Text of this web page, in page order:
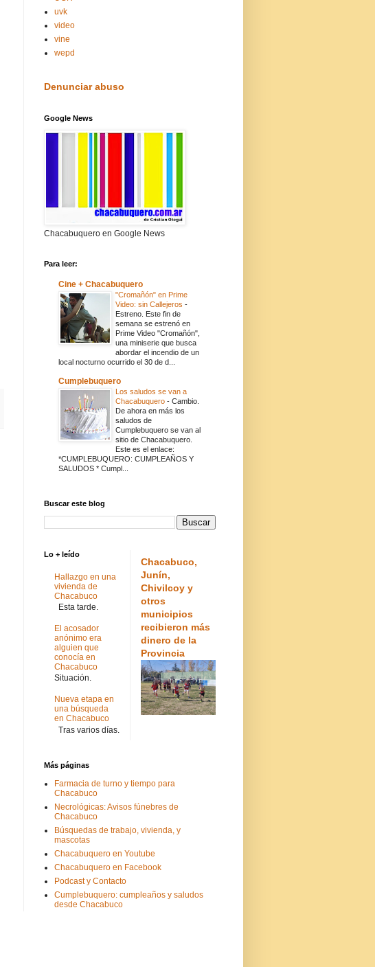
uvk
video
vine
wepd
Denunciar abuso
Google News
Chacabuquero en Google News
Para leer:
Cine + Chacabuquero
"Cromañón" en Prime
Video: sin Callejeros -
Estreno. Este fin de
semana se estrenó en
Prime Video "Cromañón",
una miniserie que busca
abordar el incendio de un
local nocturno ocurrido el 30 de d...
Cumplebuquero
Los saludos se van a
Chacabuquero - Cambio.
De ahora en más los
saludos de
Cumplebuquero se van al
sitio de Chacabuquero.
Este es el enlace:
*CUMPLEBUQUERO: CUMPLEAÑOS Y
SALUDOS * Cumpl...
Buscar este blog
Lo + leído
Hallazgo en una
vivienda de
Chacabuco
Esta tarde.
El acosador
anónimo era
alguien que
conocía en
Chacabuco
Situación.
Nueva etapa en
una búsqueda
en Chacabuco
Tras varios días.
Chacabuco,
Junín,
Chivilcoy y
otros
municipios
recibieron más
dinero de la
Provincia
Más páginas
Farmacia de turno y tiempo para
Chacabuco
Necrológicas: Avisos fúnebres de
Chacabuco
Búsquedas de trabajo, vivienda, y
mascotas
Chacabuquero en Youtube
Chacabuquero en Facebook
Podcast y Contacto
Cumplebuquero: cumpleaños y saludos
desde Chacabuco